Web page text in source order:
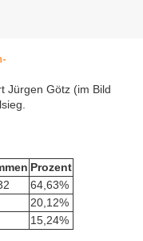
Jürgen Götz (im Bild
Prozent
64,63%
20,12%
15,24%